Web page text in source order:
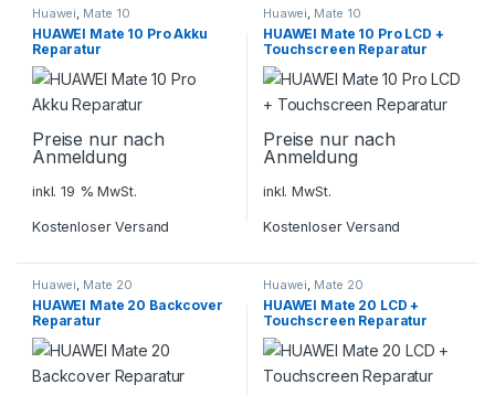
Huawei, Mate 10
HUAWEI Mate 10 Pro Akku
Reparatur
Preise nur nach
Anmeldung
inkl. 19 % MwSt.
Kostenloser Versand
Huawei, Mate 10
HUAWEI Mate 10 Pro LCD +
Touchscreen Reparatur
Preise nur nach
Anmeldung
inkl. MwSt.
Kostenloser Versand
Huawei, Mate 20
HUAWEI Mate 20 Backcover
Reparatur
Huawei, Mate 20
HUAWEI Mate 20 LCD +
Touchscreen Reparatur